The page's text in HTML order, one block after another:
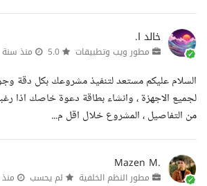
خالد ا.
مطور ويب وتطبيقات منذ سنة
السلام عليكم مستعد لتنفيذ مشروعك بكل دقة
لجميع الاجهزة ، وانشاء بطاقة دعوة خاصك اذا
من التفاصيل ، المشروع خلال اقل م...
Mazen M.
مطور النظم الخلفية لم يحسب